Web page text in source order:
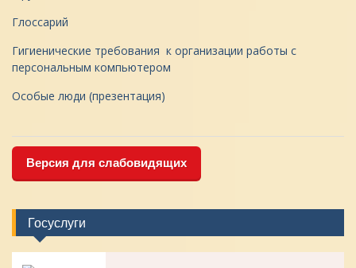
Глоссарий
Гигиенические требования к организации работы с
персональным компьютером
Особые люди (презентация)
Версия для слабовидящих
Госуслуги